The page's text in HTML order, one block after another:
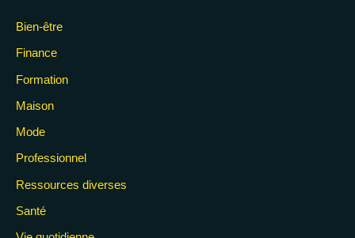
Bien-être
Finance
Formation
Maison
Mode
Professionnel
Ressources diverses
Santé